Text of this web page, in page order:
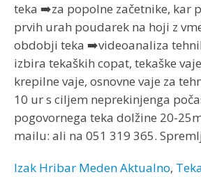
teka ➡️za popolne začetnike, kar
prvih urah poudarek na hoji z
obdobji teka ➡️videoanaliza
izbira tekaških copat, tekaške
krepilne vaje, osnovne vaje za
10 ur s ciljem neprekinjenga
pogovornega teka dolžine 20-
mailu: ali na 051 319 365.
Izak Hribar MedenAktualno,